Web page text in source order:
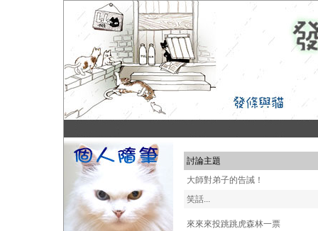
討論主題
大師對弟子的告誡！
笑話...
來來來投跳跳虎森林一票